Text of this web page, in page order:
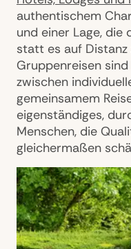
authentischem
und einer Lage, die
statt es auf Distanz
Gruppenreisen
zwischen
gemeinsamem
eigenständiges,
Menschen, die
gleichermaßen